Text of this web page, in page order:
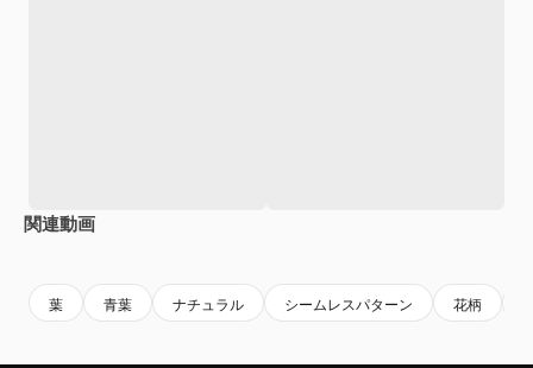
関連動画
葉 青葉 ナチュラル シームレスパターン 花柄